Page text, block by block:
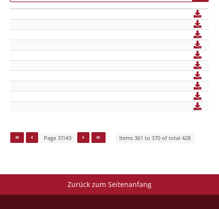
Page 37/43 Items 361 to 370 of total 428
Zurück zum Seitenanfang